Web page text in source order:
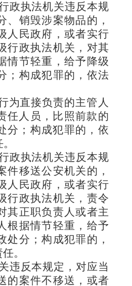
政执法机关违反本规
、销毁涉案物品的，
人民政府，或者实行
行政执法机关，对其
情节轻重，给予降级
；构成犯罪的，依法
为直接负责的主管人
任人员，比照前款的
分；构成犯罪的，依
政执法机关违反本规
件移送公安机关的，
人民政府，或者实行
行政执法机关，责令
其正职负责人或者主
根据情节轻重，给予
处分；构成犯罪的，
。
违反本规定，对应当
的案件不移送，或者